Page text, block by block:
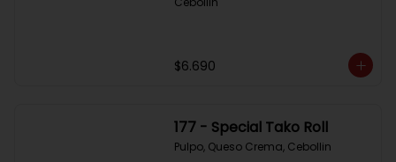
$6.690
177 - Special Tako Roll
Pulpo, Queso Crema, Cebollin